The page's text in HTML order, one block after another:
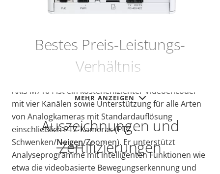
MEHR ANZEIGEN
Bestes Preis-Leistungs-
Verhältnis
AXIS M7104 ist ein kosteneffizienter Videoencoder
mit vier Kanälen sowie Unterstützung für alle Arten
von Analogkameras mit Standardauflösung
einschließlich PTZ-Kameras (PTZ –
Schwenken/Neigen/Zoomen). Er unterstützt
Analyseprogramme mit intelligenten Funktionen wie
etwa die videobasierte Bewegungserkennung und
Auszeichnungen und
Zertifizierungen